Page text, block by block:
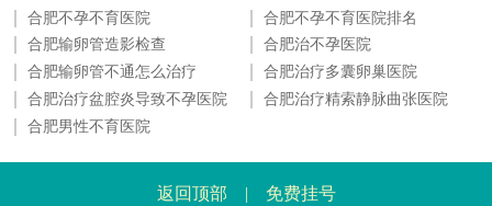
合肥不孕不育医院
合肥不孕不育医院排名
合肥输卵管造影检查
合肥治不孕医院
合肥输卵管不通怎么治疗
合肥治疗多囊卵巢医院
合肥治疗盆腔炎导致不孕医院
合肥治疗精索静脉曲张医院
合肥男性不育医院
返回顶部 | 免费挂号